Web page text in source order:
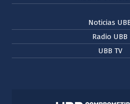
Noticias
Radio UBB
UBB TV